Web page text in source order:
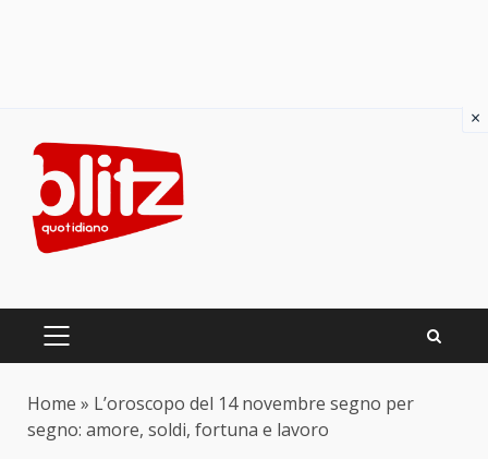
content
PRIMARY
Home » L’oroscopo del 14 novembre segno per
segno: amore, soldi, fortuna e lavoro
×